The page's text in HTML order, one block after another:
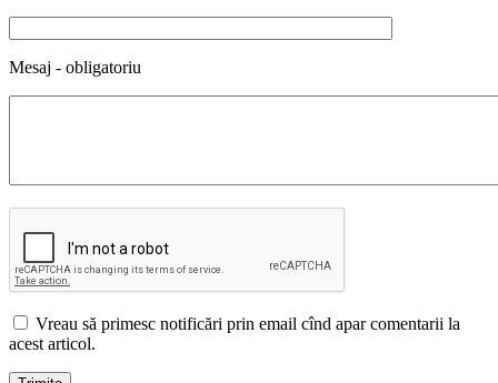
Mesaj - obligatoriu
Vreau să primesc notificări prin email cînd apar comentarii la
acest articol.